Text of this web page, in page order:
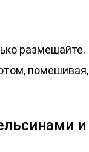
размешайте.
помешивая,